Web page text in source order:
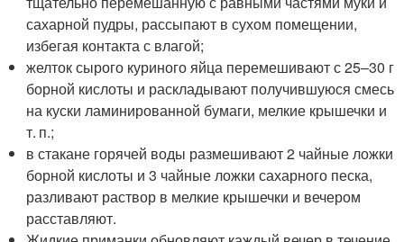
сахарной пудры, рассыпают в сухом помещении,
избегая контакта с влагой;
желток сырого куриного яйца перемешивают с 25–30 г
борной кислоты и раскладывают получившуюся смесь
на куски ламинированной бумаги, мелкие крышечки и
т. п.;
в стакане горячей воды размешивают 2 чайные ложки
борной кислоты и 3 чайные ложки сахарного песка,
разливают раствор в мелкие крышечки и вечером
расставляют.